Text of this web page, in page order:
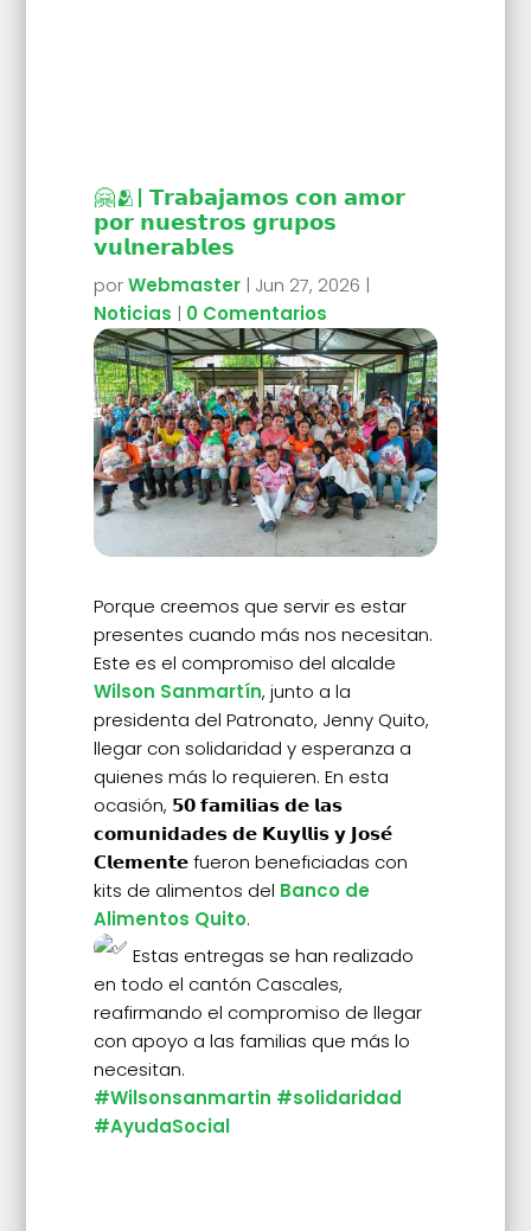
🤗🫂| 𝗧𝗿𝗮𝗯𝗮𝗷𝗮𝗺𝗼𝘀 𝗰𝗼𝗻 𝗮𝗺𝗼𝗿
𝗽𝗼𝗿 𝗻𝘂𝗲𝘀𝘁𝗿𝗼𝘀 𝗴𝗿𝘂𝗽𝗼𝘀
𝘃𝘂𝗹𝗻𝗲𝗿𝗮𝗯𝗹𝗲𝘀
porWebmaster| Jun 27, 2026 |
Noticias | 0 Comentarios
Porque creemos que servir es estar
presentes cuando más nos necesitan.
Este es el compromiso del alcalde
Wilson Sanmartín, junto a la
presidenta del Patronato, Jenny Quito,
llegar con solidaridad y esperanza a
quienes más lo requieren. En esta
ocasión, 𝟱𝟬 𝗳𝗮𝗺𝗶𝗹𝗶𝗮𝘀 𝗱𝗲 𝗹𝗮𝘀
𝗰𝗼𝗺𝘂𝗻𝗶𝗱𝗮𝗱𝗲𝘀 𝗱𝗲 𝗞𝘂𝘆𝗹𝗹𝗶𝘀 𝘆 𝗝𝗼𝘀𝗲́
𝗖𝗹𝗲𝗺𝗲𝗻𝘁𝗲 fueron beneficiadas con
kits de alimentos del Banco de
Alimentos Quito.
Estas entregas se han realizado
en todo el cantón Cascales,
reafirmando el compromiso de llegar
con apoyo a las familias que más lo
necesitan.
#Wilsonsanmartin #solidaridad
#AyudaSocial